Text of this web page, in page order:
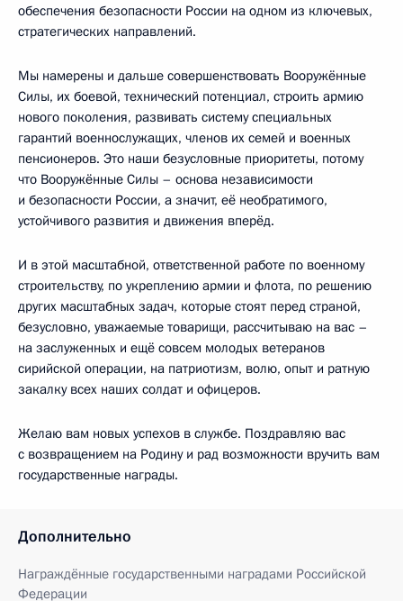
обеспечения безопасности России на одном из ключевых,
стратегических направлений.
Мы намерены и дальше совершенствовать Вооружённые
Силы, их боевой, технический потенциал, строить армию
нового поколения, развивать систему специальных
гарантий военнослужащих, членов их семей и военных
пенсионеров. Это наши безусловные приоритеты, потому
что Вооружённые Силы – основа независимости
и безопасности России, а значит, её необратимого,
устойчивого развития и движения вперёд.
И в этой масштабной, ответственной работе по военному
строительству, по укреплению армии и флота, по решению
других масштабных задач, которые стоят перед страной,
безусловно, уважаемые товарищи, рассчитываю на вас –
на заслуженных и ещё совсем молодых ветеранов
сирийской операции, на патриотизм, волю, опыт и ратную
закалку всех наших солдат и офицеров.
Желаю вам новых успехов в службе. Поздравляю вас
с возвращением на Родину и рад возможности вручить вам
государственные награды.
Дополнительно
Награждённые государственными наградами Российской
Федерации